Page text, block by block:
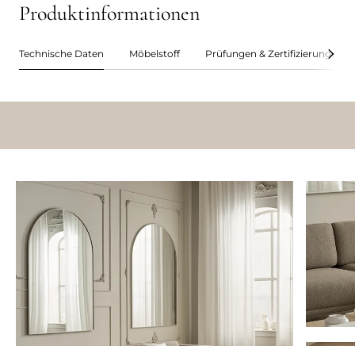
Produktinformationen
Technische Daten Möbelstoff Prüfungen & Zertifizierungen